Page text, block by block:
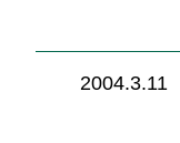
2004.3.11